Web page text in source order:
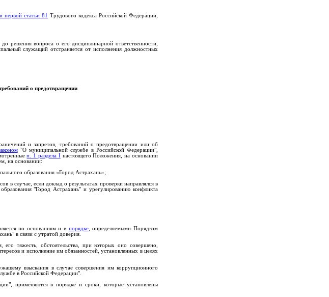
первой статьи 81 Трудового кодекса Российской Федерации,
вопроса о его дисциплинарной ответственности,
служащий отстраняется от исполнения должностных
о предотвращении
и запретов, требований о предотвращении или об
"О муниципальной службе в Российской Федерации",
п. 1 раздела Iнастоящего Положения, на основании
на основании:
образования «Город Астрахань»;
случае, если доклад о результатах проверки направлялся в
"Город Астрахань" и урегулированию конфликта
по основаниям и в порядке, определяемыми Порядком
в связи с утратой доверия.
тяжесть, обстоятельства, при которых оно совершено,
и исполнение им обязанностей, установленных в целях
взыскания в случае совершения им коррупционного
в Российской Федерации".
применяются в порядке и сроки, которые установлены